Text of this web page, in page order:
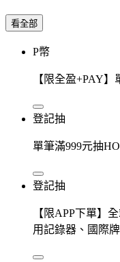
看全部
P幣
【限全盈+PAY】
登記抽
單筆滿999元抽
登記抽
【限APP下單】
用記錄器、國際